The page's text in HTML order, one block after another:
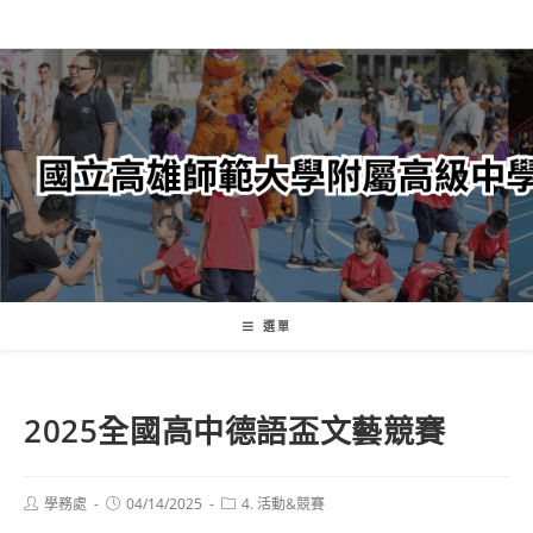
轉
至
主
內
容
選單
2025全國高中德語盃文藝競賽
Post學務處
Post04/14/2025
Post4. 活動&競賽